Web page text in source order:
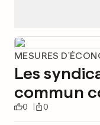
MESURES
Les
commun
0 0